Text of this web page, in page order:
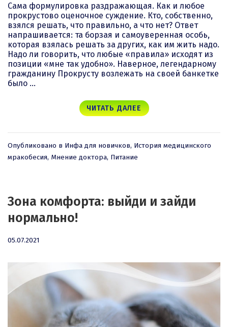
Сама формулировка раздражающая. Как и любое
прокрустово оценочное суждение. Кто, собственно,
взялся решать, что правильно, а что нет? Ответ
напрашивается: та борзая и самоуверенная особь,
которая взялась решать за других, как им жить надо.
Надо ли говорить, что любые «правила» исходят из
позиции «мне так удобно». Наверное, легендарному
гражданину Прокрусту возлежать на своей банкетке
было …
ЧИТАТЬ ДАЛЕЕ
Опубликовано в Инфа для новичков, История медицинского
мракобесия, Мнение доктора, Питание
Зона комфорта: выйди и зайди
нормально!
05.07.2021